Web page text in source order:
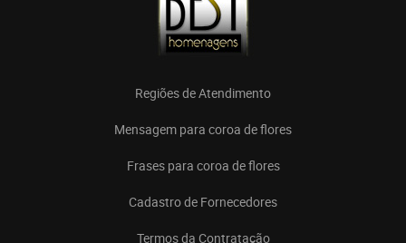
Regiões de Atendimento
Mensagem para coroa de flores
Frases para coroa de flores
Cadastro de Fornecedores
Termos da Contratação